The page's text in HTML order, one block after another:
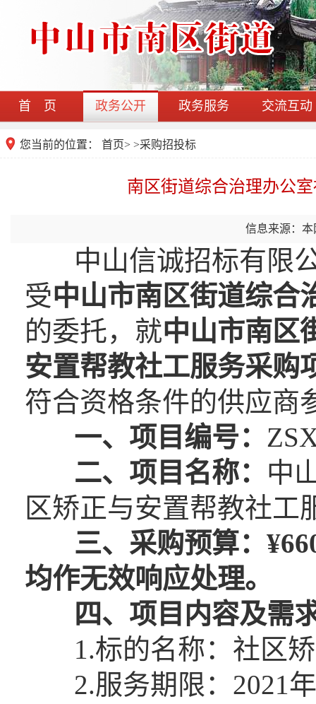
首 页 政务公开 政务服务 交流互动
您当前的位置： 首页> >采购招投标
南区街道综合治理办公
信息来源：本
中山信诚招标有限公
受中山市南区街道综合
的委托，就中山市南区
安置帮教社工服务采购
符合资格条件的供应商
一、 项目编号：
二、 项目名称： 中
区矫正与安置帮教社工
三、 采购预算： ¥66
均作无效响应处理。
四、 项目内容及需
1.标的名称：社区矫
2.服务期限：2021年